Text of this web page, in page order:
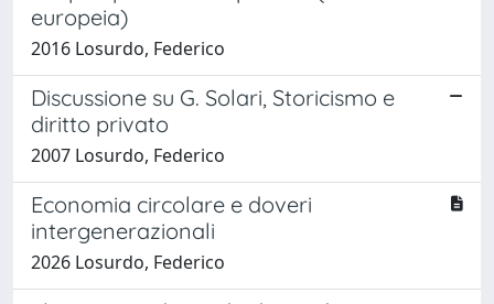
europeia)
2016 Losurdo, Federico
Discussione su G. Solari, Storicismo e
diritto privato
2007 Losurdo, Federico
Economia circolare e doveri
intergenerazionali
2026 Losurdo, Federico